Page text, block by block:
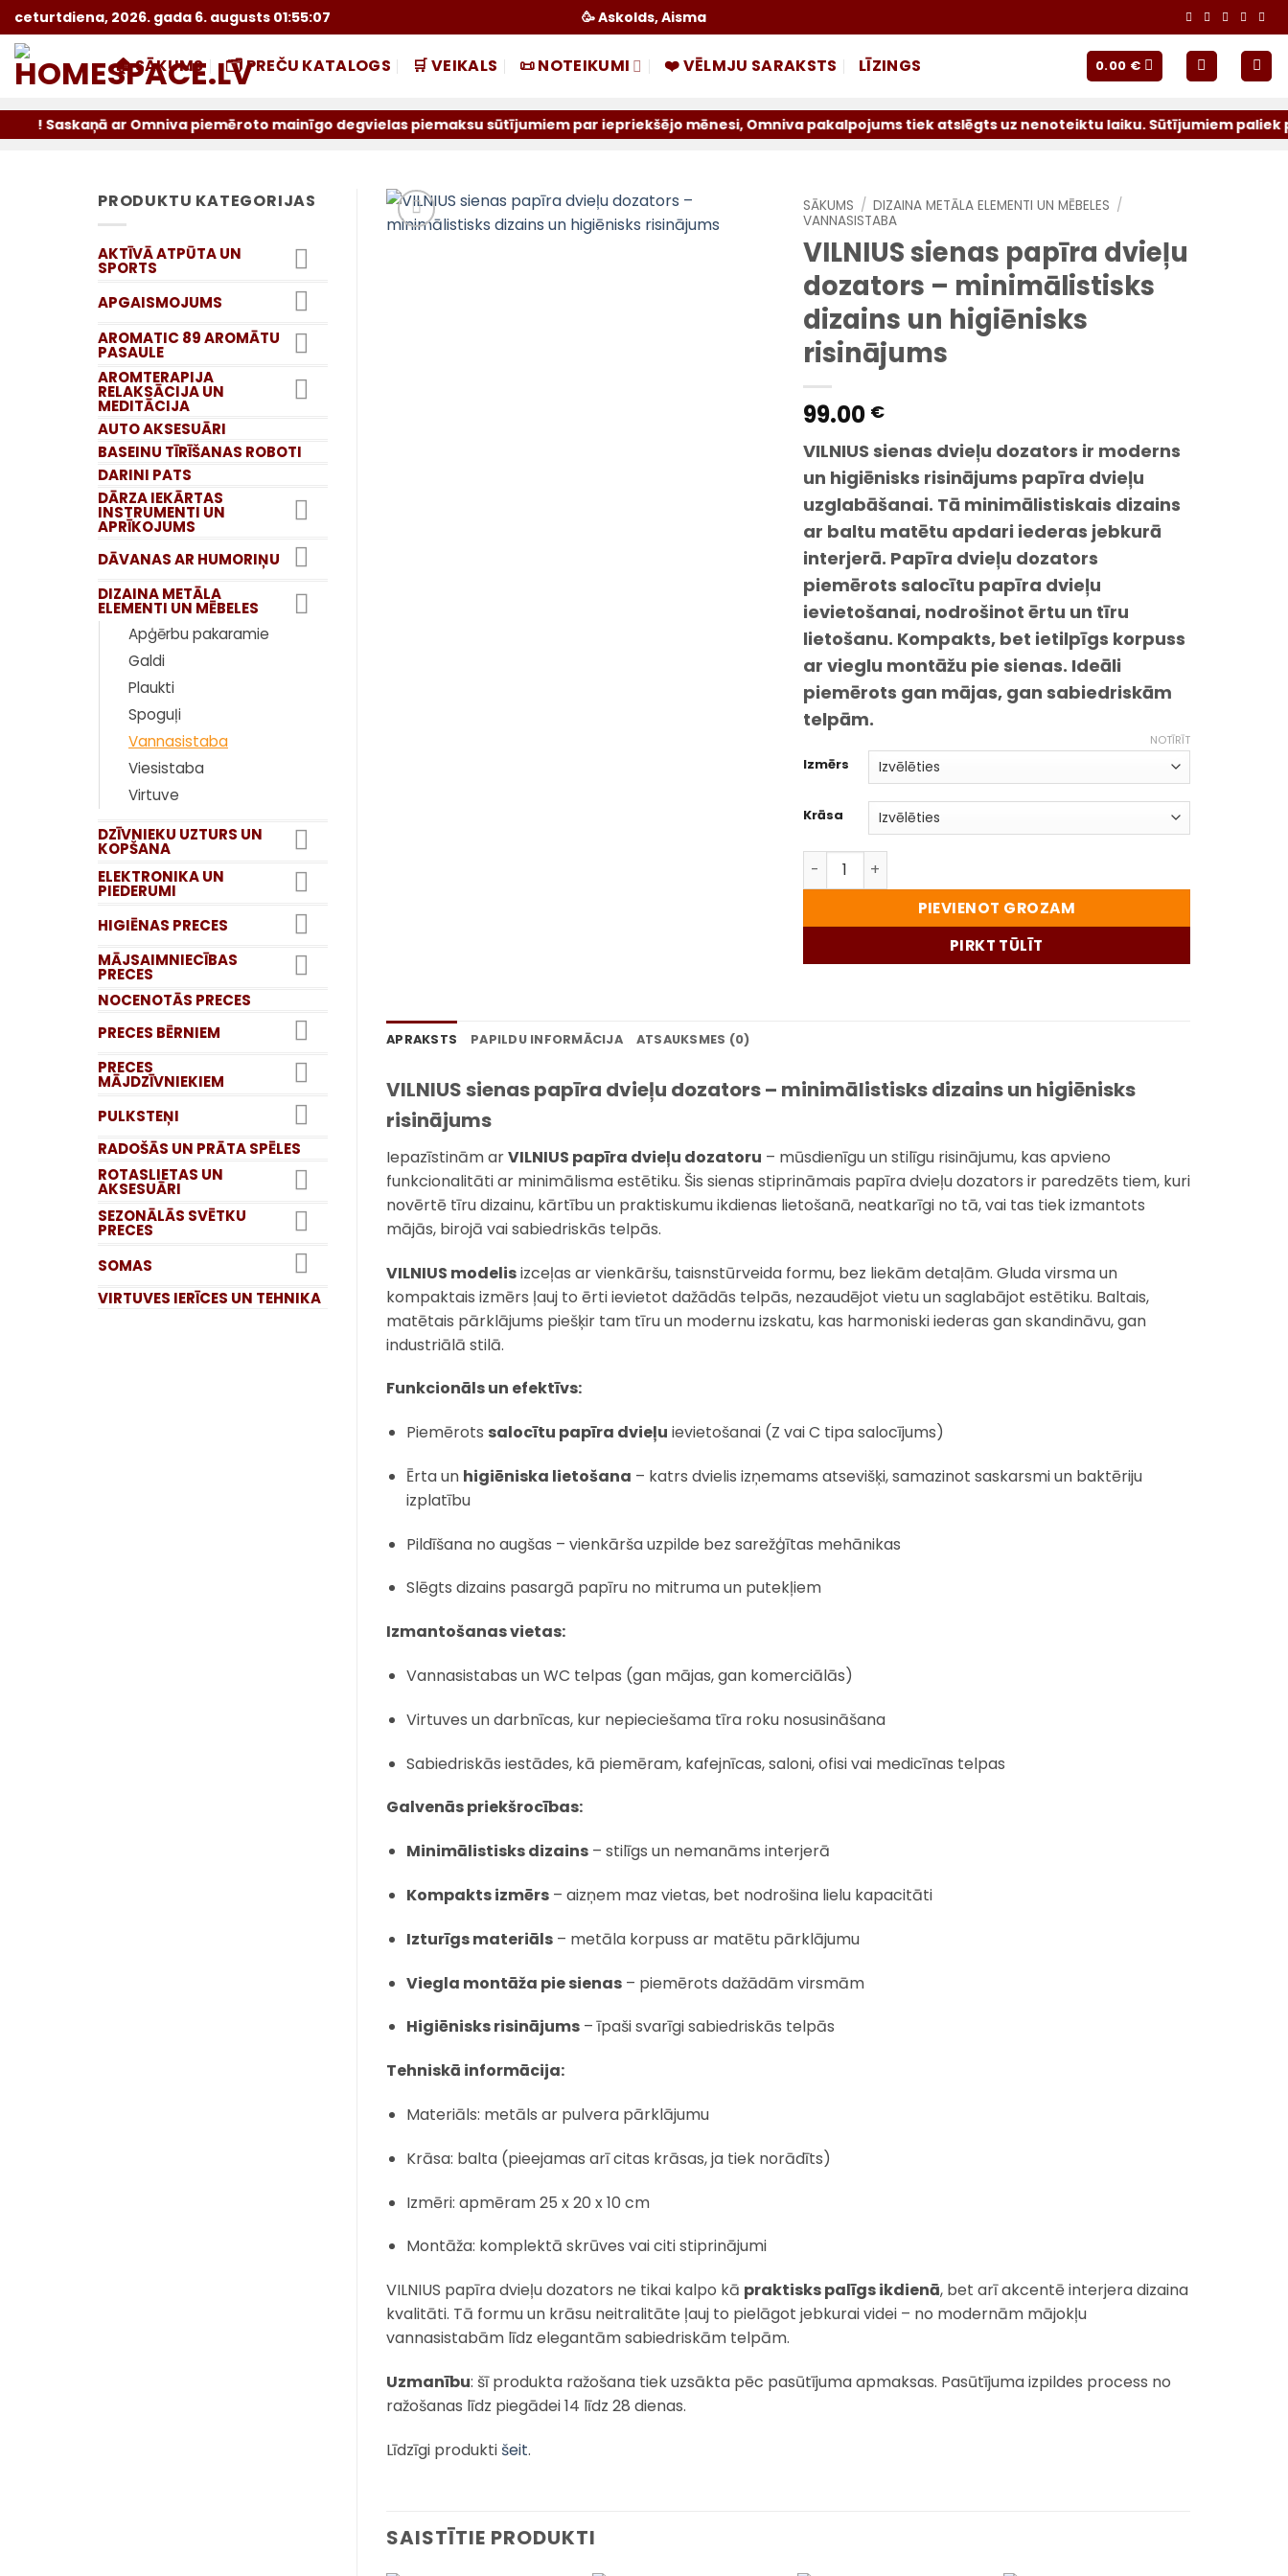
Skip
to
content
ceturtdiena, 2026. gada 6. augusts 01:55:08 🥳 Askolds, Aisma
🏠 SĀKUMS 🗂️ PREČU KATALOGS 🛒 VEIKALS 📜 NOTEIKUMI ❤️ VĒLMJU SARAKSTS LĪZINGS 0.00 €
ar Omniva piemēroto mainīgo degvielas piemaksu sūtījumiem par iepriekšējo mēnesi, Omniva pakalpojums tiek atslēgts uz nenoteiktu laiku. Sūtījumiem paliek pieejami
PRODUKTU KATEGORIJAS
AKTĪVĀ ATPŪTA UN
SPORTS
APGAISMOJUMS
AROMATIC 89 AROMĀTU
PASAULE
AROMTERAPIJA
RELAKSĀCIJA UN
MEDITĀCIJA
AUTO AKSESUĀRI
BASEINU TĪRĪŠANAS ROBOTI
DARINI PATS
DĀRZA IEKĀRTAS
INSTRUMENTI UN
APRĪKOJUMS
DĀVANAS AR HUMORIŅU
DIZAINA METĀLA
ELEMENTI UN MĒBELES
Apģērbu pakaramie
Galdi
Plaukti
Spoguļi
Vannasistaba
Viesistaba
Virtuve
DZĪVNIEKU UZTURS UN
KOPŠANA
ELEKTRONIKA UN
PIEDERUMI
HIGIĒNAS PRECES
MĀJSAIMNIECĪBAS
PRECES
NOCENOTĀS PRECES
PRECES BĒRNIEM
PRECES
MĀJDZĪVNIEKIEM
PULKSTEŅI
RADOŠĀS UN PRĀTA SPĒLES
ROTASLIETAS UN
AKSESUĀRI
SEZONĀLĀS SVĒTKU
PRECES
SOMAS
VIRTUVES IERĪCES UN TEHNIKA
SĀKUMS / DIZAINA METĀLA ELEMENTI UN MĒBELES /
VANNASISTABA
VILNIUS sienas papīra dvieļu
dozators – minimālistisks
dizains un higiēnisks
risinājums
99.00 €
VILNIUS sienas dvieļu dozators ir moderns
un higiēnisks risinājums papīra dvieļu
uzglabāšanai. Tā minimālistiskais dizains
ar baltu matētu apdari iederas jebkurā
interjerā. Papīra dvieļu dozators
piemērots salocītu papīra dvieļu
ievietošanai, nodrošinot ērtu un tīru
lietošanu. Kompakts, bet ietilpīgs korpuss
ar vieglu montāžu pie sienas. Ideāli
piemērots gan mājas, gan sabiedriskām
telpām.
Izmērs
Krāsa
NOTĪRĪT
VILNIUS sienas papīra dvieļu dozators – minimālistisks dizains
PIEVIENOT GROZAM
PIRKT TŪLĪT
APRAKSTS PAPILDU INFORMĀCIJA ATSAUKSMES (0)
VILNIUS sienas papīra dvieļu dozators – minimālistisks dizains un higiēnisks
risinājums
Iepazīstinām arVILNIUS papīra dvieļu dozatoru – mūsdienīgu un stilīgu risinājumu, kas apvieno
funkcionalitāti ar minimālisma estētiku. Šis sienas stiprināmais papīra dvieļu dozators ir paredzēts tiem, kuri
novērtē tīru dizainu, kārtību un praktiskumu ikdienas lietošanā, neatkarīgi no tā, vai tas tiek izmantots
mājās, birojā vai sabiedriskās telpās.
VILNIUS modelisizceļas ar vienkāršu, taisnstūrveida formu, bez liekām detaļām. Gluda virsma un
kompaktais izmērs ļauj to ērti ievietot dažādās telpās, nezaudējot vietu un saglabājot estētiku. Baltais,
matētais pārklājums piešķir tam tīru un modernu izskatu, kas harmoniski iederas gan skandināvu, gan
industriālā stilā.
Funkcionāls un efektīvs:
Piemērots salocītu papīra dvieļu ievietošanai (Z vai C tipa salocījums)
Ērta un higiēniska lietošana – katrs dvielis izņemams atsevišķi, samazinot saskarsmi un baktēriju
izplatību
Pildīšana no augšas – vienkārša uzpilde bez sarežģītas mehānikas
Slēgts dizains pasargā papīru no mitruma un putekļiem
Izmantošanas vietas:
Vannasistabas un WC telpas (gan mājas, gan komerciālās)
Virtuves un darbnīcas, kur nepieciešama tīra roku nosusināšana
Sabiedriskās iestādes, kā piemēram, kafejnīcas, saloni, ofisi vai medicīnas telpas
Galvenās priekšrocības:
Minimālistisks dizains– stilīgs un nemanāms interjerā
Kompakts izmērs– aizņem maz vietas, bet nodrošina lielu kapacitāti
Izturīgs materiāls– metāla korpuss ar matētu pārklājumu
Viegla montāža pie sienas– piemērots dažādām virsmām
Higiēnisks risinājums– īpaši svarīgi sabiedriskās telpās
Tehniskā informācija:
Materiāls: metāls ar pulvera pārklājumu
Krāsa: balta (pieejamas arī citas krāsas, ja tiek norādīts)
Izmēri: apmēram 25 x 20 x 10 cm
Montāža: komplektā skrūves vai citi stiprinājumi
VILNIUS papīra dvieļu dozators ne tikai kalpo kā praktisks palīgs ikdienā, bet arī akcentē interjera dizaina
kvalitāti. Tā formu un krāsu neitralitāte ļauj to pielāgot jebkurai videi – no modernām mājokļu
vannasistabām līdz elegantām sabiedriskām telpām.
Uzmanību: šī produkta ražošana tiek uzsākta pēc pasūtījuma apmaksas. Pasūtījuma izpildes process no
ražošanas līdz piegādei 14 līdz 28 dienas.
Līdzīgi produkti šeit.
SAISTĪTIE PRODUKTI